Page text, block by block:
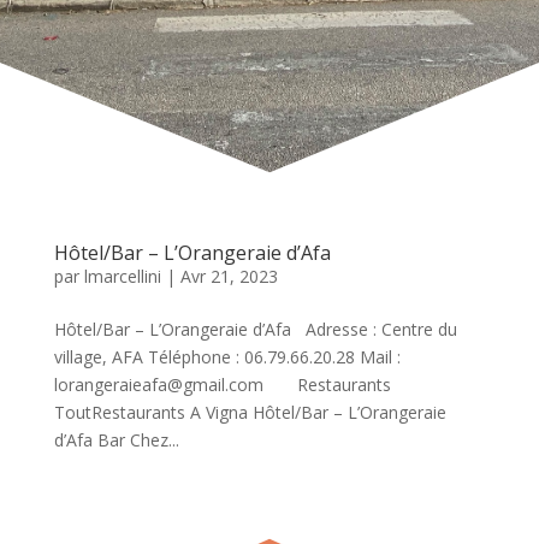
Hôtel/Bar – L’Orangeraie d’Afa
par lmarcellini | Avr 21, 2023
Hôtel/Bar – L’Orangeraie d’Afa Adresse : Centre du
village, AFA Téléphone : 06.79.66.20.28 Mail :
lorangeraieafa@gmail.com Restaurants
ToutRestaurants A Vigna Hôtel/Bar – L’Orangeraie
d’Afa Bar Chez...